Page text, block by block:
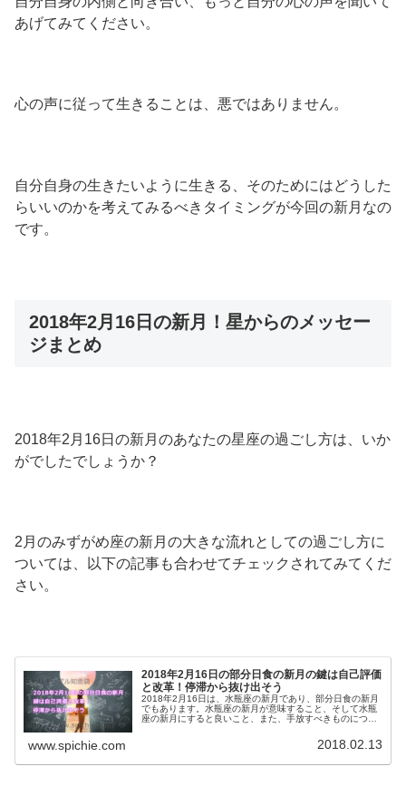
あげてみてください。
心の声に従って生きることは、悪ではありません。
自分自身の生きたいように生きる、そのためにはどうした
らいいのかを考えてみるべきタイミングが今回の新月なの
です。
2018年2月16日の新月！星からのメッセー
ジまとめ
2018年2月16日の新月のあなたの星座の過ごし方は、いか
がでしたでしょうか？
2月のみずがめ座の新月の大きな流れとしての過ごし方に
ついては、以下の記事も合わせてチェックされてみてくだ
さい。
2018年2月16日の部分日食の新月の鍵は自己評価
と改革！停滞から抜け出そう
2018年2月16日は、水瓶座の新月であり、部分日食の新月
でもあります。水瓶座の新月が意味すること、そして水瓶
座の新月にすると良いこと、また、手放すべきものについ
www.spichie.com 2018.02.13